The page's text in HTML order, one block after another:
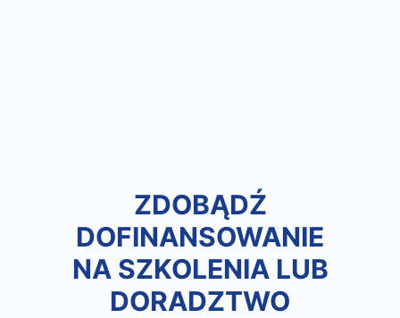
ZDOBĄDŹ
DOFINANSOWANIE
NA SZKOLENIA LUB
DORADZTWO